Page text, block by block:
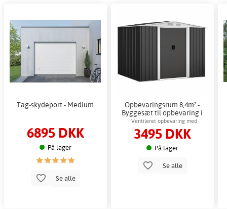
Tag-skydeport - Medium
6895 DKK
På lager
Se alle
Opbevaringsrum 8,4m² -
Byggesæt til opbevaring i
metalplader med skydedøre
Ventileret opbevaring med
metalfundament
3495 DKK
På lager
Se alle